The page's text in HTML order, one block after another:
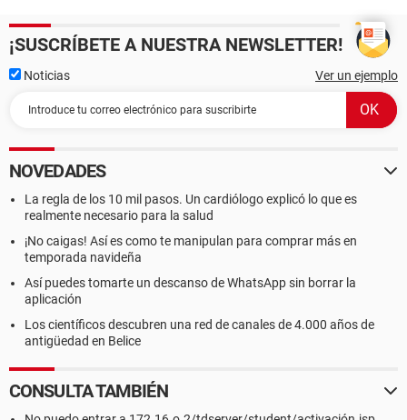
¡SUSCRÍBETE A NUESTRA NEWSLETTER!
Noticias Ver un ejemplo
NOVEDADES
La regla de los 10 mil pasos. Un cardiólogo explicó lo que es
realmente necesario para la salud
¡No caigas! Así es como te manipulan para comprar más en
temporada navideña
Así puedes tomarte un descanso de WhatsApp sin borrar la
aplicación
Los científicos descubren una red de canales de 4.000 años de
antigüedad en Belice
CONSULTA TAMBIÉN